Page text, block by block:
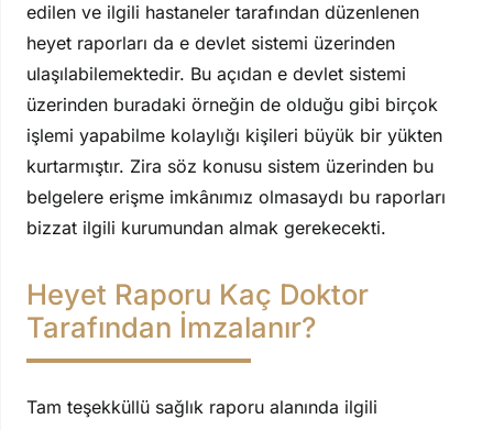
edilen ve ilgili hastaneler tarafından düzenlenen
heyet raporları da e devlet sistemi üzerinden
ulaşılabilemektedir. Bu açıdan e devlet sistemi
üzerinden buradaki örneğin de olduğu gibi birçok
işlemi yapabilme kolaylığı kişileri büyük bir yükten
kurtarmıştır. Zira söz konusu sistem üzerinden bu
belgelere erişme imkânımız olmasaydı bu raporları
bizzat ilgili kurumundan almak gerekecekti.
Heyet Raporu Kaç Doktor
Tarafından İmzalanır?
Tam teşekküllü sağlık raporu alanında ilgili